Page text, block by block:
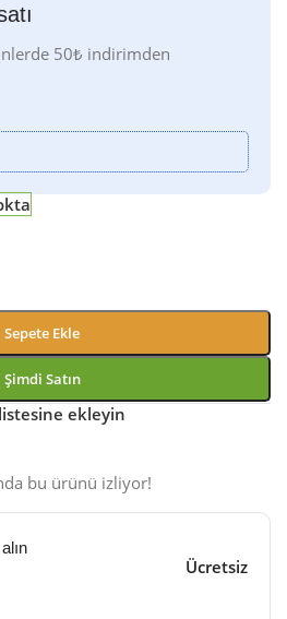
50₺ indirimden
Sepete Ekle
Şimdi Satın
ekleyin
bu ürünü izliyor!
Ücretsiz